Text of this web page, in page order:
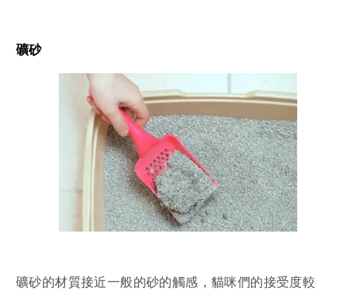
礦砂
礦砂的材質接近一般的砂的觸感，貓咪們的接受度較